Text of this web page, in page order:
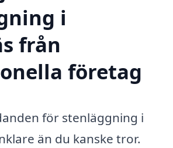
i
från
företag
för stenläggning i
än du kanske tror.